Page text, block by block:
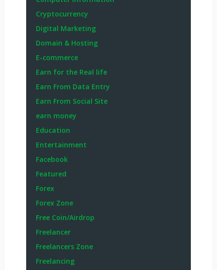
Cryptocurrency
Digital Marketing
Domain & Hosting
E-commerce
Earn for the Real life
Earn From Data Entry
Earn From Social Site
earn money
Education
Entertainment
Facebook
Featured
Forex
Forex Zone
Free Coin/Airdrop
Freelancer
Freelancers Zone
Freelancing